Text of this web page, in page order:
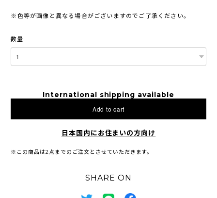
※色等が画像と異なる場合がございますのでご了承ください。
数量
International shipping available
Add to cart
日本国内にお住まいの方向け
※この商品は2点までのご注文とさせていただきます。
SHARE ON